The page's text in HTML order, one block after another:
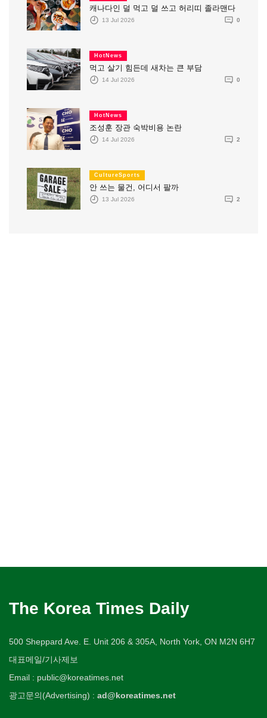
캐나다인 덜 먹고 덜 쓰고 허리띠 졸라맨다
13 Jul 2026 0
HotNews
먹고 살기 힘든데 새차는 큰 부담
14 Jul 2026 0
HotNews
조성훈 장관 숙박비용 논란
14 Jul 2026 2
CultureSports
안 쓰는 물건, 어디서 팔까
13 Jul 2026 2
The Korea Times Daily
500 Sheppard Ave. E. Unit 206 & 305A, North York, ON M2N 6H7
대표메일/기사제보
Email : public@koreatimes.net
광고문의(Advertising) : ad@koreatimes.net